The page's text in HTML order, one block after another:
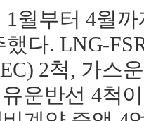
월부터 4월
다. LNG-
2척, 가스
운반선 4척